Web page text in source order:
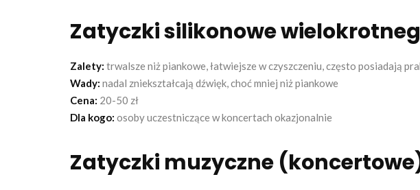
Zatyczki silikonowe
Zalety: trwalsze niż piankowe, łatwiejsze w czyszczeniu, często posiadają
Wady: nadal zniekształcają dźwięk, choć mniej niż piankowe
Cena: 20-50 zł
Dla kogo: osoby uczestniczące w koncertach okazjonalnie
Zatyczki muzyczne